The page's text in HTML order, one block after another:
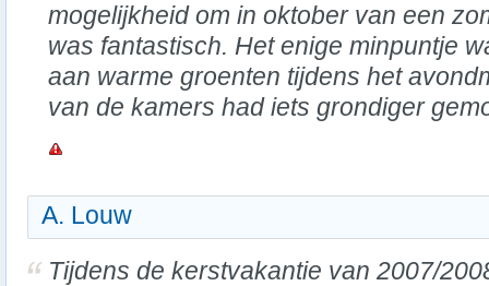
mogelijkheid om in oktober van een
was fantastisch. Het enige minpuntje
aan warme groenten tijdens het
van de kamers had iets grondiger
A. Louw
Tijdens de kerstvakantie van 2007/